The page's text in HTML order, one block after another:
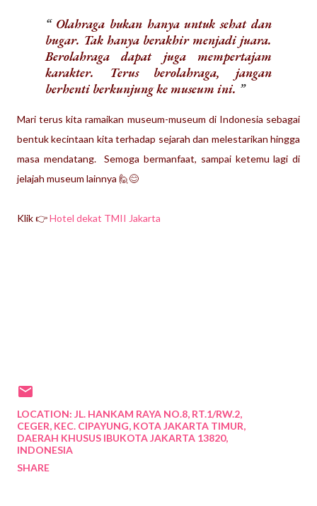
Olahraga bukan hanya untuk sehat dan
bugar. Tak hanya berakhir menjadi juara.
Berolahraga dapat juga mempertajam
karakter. Terus berolahraga, jangan
berhenti berkunjung ke museum ini.
Mari terus kita ramaikan museum-museum di Indonesia sebagai
bentuk kecintaan kita terhadap sejarah dan melestarikan hingga
masa mendatang. Semoga bermanfaat, sampai ketemu lagi di
jelajah museum lainnya 🙋😊
Klik 👉Hotel dekat TMII Jakarta
LOCATION: JL. HANKAM RAYA NO.8, RT.1/RW.2,
CEGER, KEC. CIPAYUNG, KOTA JAKARTA TIMUR,
DAERAH KHUSUS IBUKOTA JAKARTA 13820,
INDONESIA
SHARE